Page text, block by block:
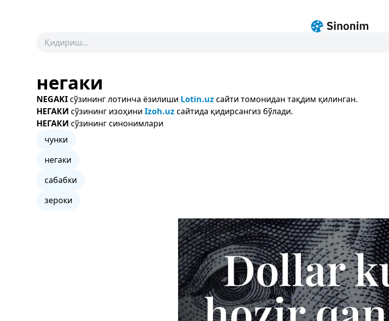
негаки
NEGAKIсўзининг лотинча ёзилиши Lotin.uzсайти томонидан тақдим қилинган.
НЕГАКИ сўзининг изоҳини Izoh.uzсайтида қидирсангиз бўлади.
НЕГАКИ сўзининг синонимлари
чунки
негаки
сабабки
зероки